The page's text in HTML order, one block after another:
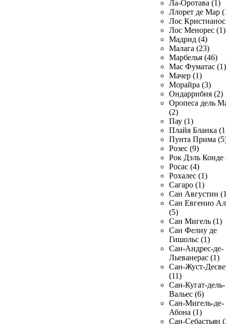
Ла-Оротава (1)
Ллорет де Мар
Лос
Лос Менорес (1)
Мадрид (4)
Малага (23)
Марбелья (46)
Мас Фуматас (1)
Мачер (1)
Морайра (3)
Ондаррибия (2)
Оропеса дель
(2)
Пау (1)
Плайя Бланка
Пунта Прима
Розес (9)
Рок Дэль Конде
Росас (4)
Рохалес (1)
Сагаро (1)
Сан Августин
Сан Евгенио
(5)
Сан Мигель (1)
Сан Фелиу де
Гишольс (1)
Сан-Андрес-де-
Льеванерас (1)
Сан-Жуст-
(11)
Сан-Кугат-дель-
Вальес (6)
Сан-Мигель-де-
Абона (1)
Сан-Себастьян